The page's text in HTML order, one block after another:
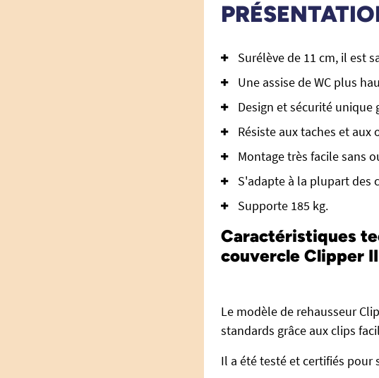
Surélève de 11 cm, il est
Une assise de WC plus
Design et sécurité unique
Résiste aux taches et aux
Montage très facile sans
S'adapte à la plupart des
Supporte 185 kg.
Caractéristiques
couvercle Clipper
Le modèle de rehausseur
standards grâce aux clips
Il a été testé et certifiés pour